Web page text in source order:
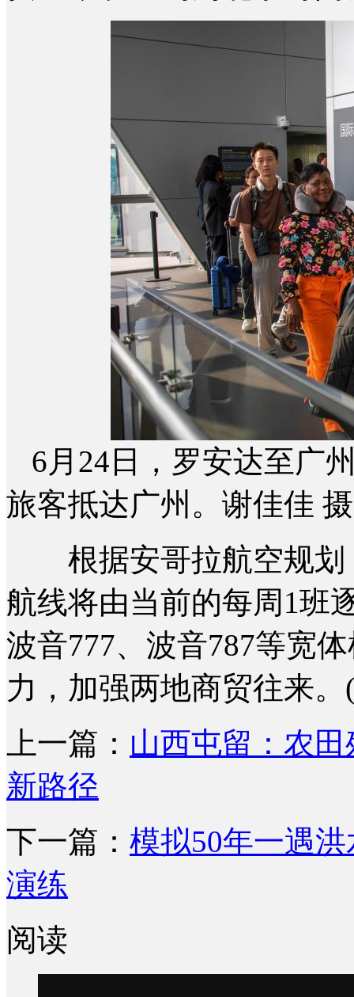
6月24日，罗安达至广
旅客抵达广州。谢佳佳 摄
根据安哥拉航空规划
航线将由当前的每周1班
波音777、波音787等宽
力，加强两地商贸往来。
上一篇： 山西屯留：农
新路径
下一篇： 模拟50年一遇
演练
阅读